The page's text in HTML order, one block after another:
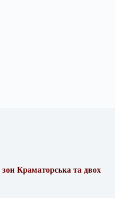
зон Краматорська та двох